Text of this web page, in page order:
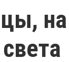
на